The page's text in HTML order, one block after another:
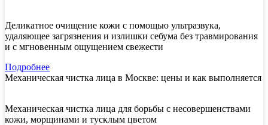
Деликатное очищение кожи с помощью ультразвука,
удаляющее загрязнения и излишки себума без травмирования
и с мгновенным ощущением свежести
Подробнее
Механическая чистка лица в Москве: цены и как выполняется
Механическая чистка лица для борьбы с несовершенствами
кожи, морщинами и тусклым цветом